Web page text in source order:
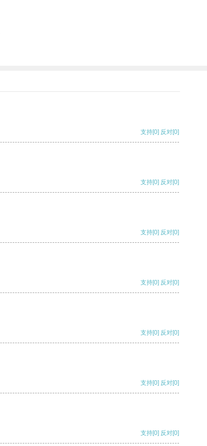
支持[0] 反对[0]
支持[0] 反对[0]
支持[0] 反对[0]
支持[0] 反对[0]
支持[0] 反对[0]
支持[0] 反对[0]
支持[0] 反对[0]